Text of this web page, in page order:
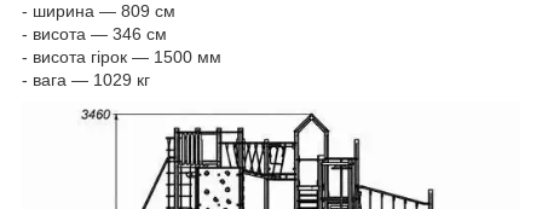
- ширина — 809 см
- висота — 346 см
- висота гірок — 1500 мм
- вага — 1029 кг